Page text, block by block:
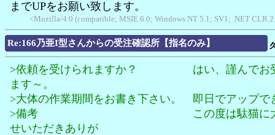
までUPをお願い致します。
<Mozilla/4.0 (compatible; MSIE 6.0; Windows NT 5.1; SV1; .NET
Re:166乃亜I型さんからの受注確認所【指名のみ】
>依頼を受けられますか？ はい、謹んでお
ます～。
>大体の作業期間をお書き下さい。 即日でアップで
>備考 この度は駄猫に大役
せいただきありが とう